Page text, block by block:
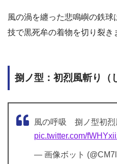
風の渦を纏った悲鳴嶼の鉄
技で黒死牟の着物を切り裂き
捌ノ型：初烈風斬り（
風の呼吸 捌ノ型初烈
pic.twitter.com/
— 画像ボット